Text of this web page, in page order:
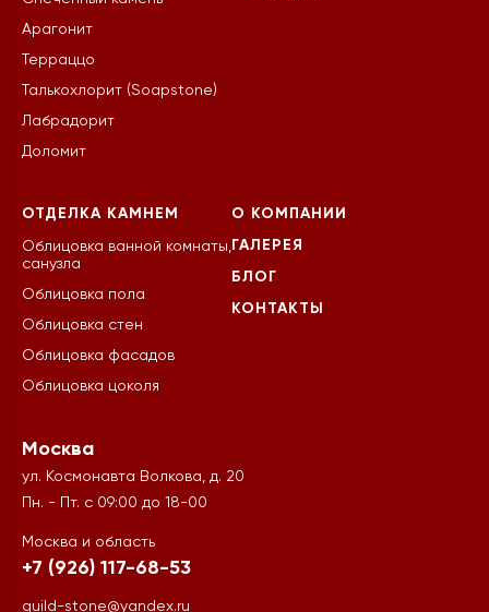
Арагонит
Терраццо
Талькохлорит (Soapstone)
Лабрадорит
Доломит
ОТДЕЛКА КАМНЕМ
Облицовка ванной комнаты,
санузла
Облицовка пола
Облицовка стен
Облицовка фасадов
Облицовка цоколя
О КОМПАНИИ
ГАЛЕРЕЯ
БЛОГ
КОНТАКТЫ
Москва
ул. Космонавта Волкова, д. 20
Пн. - Пт. с 09:00 до 18-00
Москва и область
+7 (926) 117-68-53
guild-stone@yandex.ru